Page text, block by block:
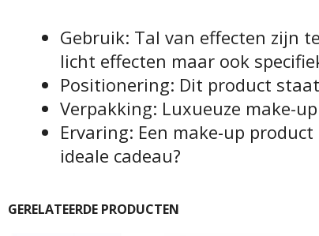
Gebruik: Tal van effecten zijn
licht effecten maar ook
Positionering: Dit product
Verpakking: Luxueuze make-
Ervaring: Een make-up
ideale cadeau?
GERELATEERDE PRODUCTEN